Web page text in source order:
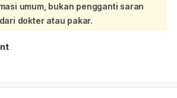
langsung telat haid:
atau makanan tertentutidak terbukti
flek atau mempercepat haid.
berpengaruh adalah kondisi tubuh
termasuk variasi siklus yang normal.
umum, bukan pengganti saran
dokter atau pakar.